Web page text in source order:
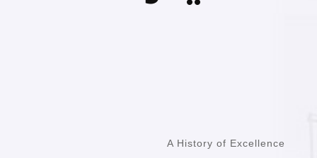
A History of Excellence